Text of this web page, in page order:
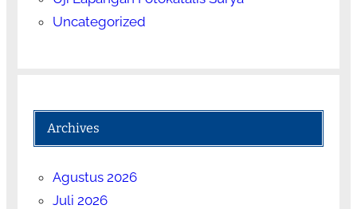
Uncategorized
Archives
Agustus 2026
Juli 2026